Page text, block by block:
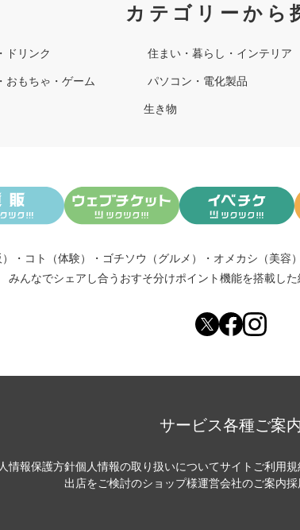
カテゴリーから
ドリンク 住まい・暮らし・インテリア
おもちゃ・ゲーム パソコン・電化製品
生き物
・ コト（体験） ・ ゴチソウ（グルメ） ・ オメカシ（美容）
みんなでシェアし合う おすそ分けポイント機能を搭載した
サービス各種ご案内
情報保護方針個人情報の取り扱いについてサイトご利用規
出店をご検討のショップ様運営会社のご案内採